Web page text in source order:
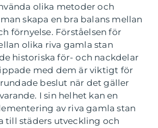
olika metoder och
skapa en bra balans mellan
förnyelse. Förståelsen för
olika riva gamla stan
historiska för- och nackdelar
med dem är viktigt för
beslut när det gäller
I sin helhet kan en
av riva gamla stan
till städers utveckling och